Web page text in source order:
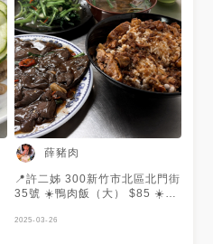
薛豬肉
📍許二姊 300新竹市北區北門街
35號 ☀️鴨肉飯（大） $85 ☀️炒
☀️炒青菜 $80 這家是我從小吃
2025-03-26